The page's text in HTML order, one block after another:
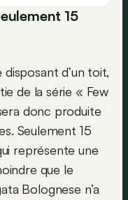
15
d’un toit,
de la série « Few
donc produite
Seulement 15
représente une
que le
Bolognese n’a